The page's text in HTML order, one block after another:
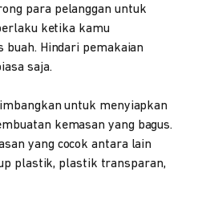
para pelanggan untuk
ketika kamu
buah. Hindari pemakaian
saja.
untuk menyiapkan
kemasan yang bagus.
yang cocok antara lain
plastik, plastik transparan,